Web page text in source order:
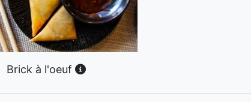
Brick à l'oeuf